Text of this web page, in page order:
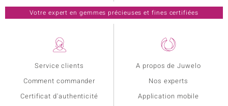
Service clients
Comment commander
Certificat d'authenticité
A propos de Juwelo
Nos experts
Application mobile
Votre expert en gemmes précieuses et fines certifiées